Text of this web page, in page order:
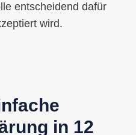
entscheidend dafür
wird.
in 12